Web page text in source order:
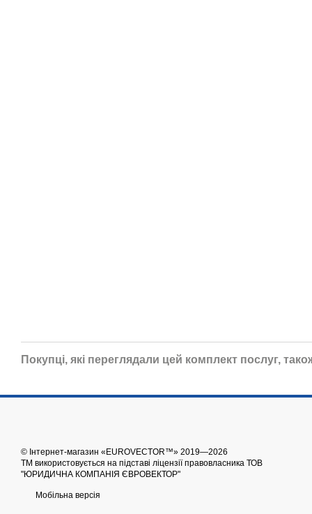
Покупці, які переглядали цей комплект послуг,
© Інтернет-магазин «EUROVECTOR™» 2019—2026
ТМ використовується на підставі ліцензії правовласника ТОВ
"ЮРИДИЧНА КОМПАНІЯ ЄВРОВЕКТОР"
Мобільна версія